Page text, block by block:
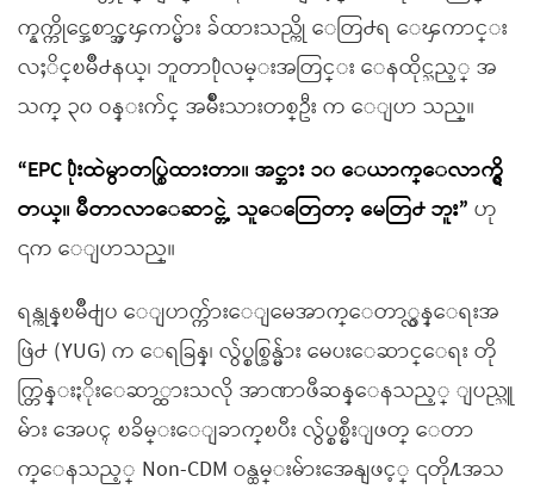
က္နက္ကိုင္အေစာင့္အၾကပ္မ်ား ခ်ထားသည္ကို ေတြ႕ရ ေၾကာင္း
လႈိင္ၿမိဳ႕နယ္၊ ဘူတာ႐ုံလမ္းအတြင္း ေနထိုင္သည့္ အ
သက္ ၃၀ ဝန္းက်င္ အမ်ိဳးသားတစ္ဦး က ေျပာ သည္။
“EPC ႐ုံးထဲမွာတပ္စြဲထားတာ။ အင္အား ၁၀ ေယာက္ေလာက္ရွိ
တယ္။ မီတာလာေဆာင္တဲ့ သူေတြေတာ့ မေတြ႕ ဘူး” ဟု
၎က ေျပာသည္။
ရန္ကုန္ၿမိဳ႕ျပ ေျပာက္က်ားေျမေအာက္ေတာ္လွန္ေရးအ
ဖြဲ႕ (YUG) က ေရခြန္၊ လွ်ပ္စစ္ခြန္မ်ား မေပးေဆာင္ေရး တို
က္တြန္းႏိုးေဆာ္ထားသလို အာဏာဖီဆန္ေနသည့္ ျပည္သူ
မ်ား အေပၚ ၿခိမ္းေျခာက္ၿပီး လွ်ပ္စစ္မီးျဖတ္ ေတာ
က္ေနသည့္ Non-CDM ဝန္ထမ္းမ်ားအေနျဖင့္ ၎တို႔အသ